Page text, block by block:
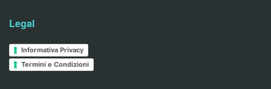
Legal
Informativa Privacy
Termini e Condizioni